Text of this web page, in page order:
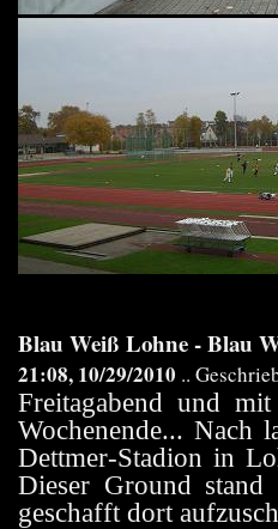
Blau Weiß Lohne - Blau
21:08, 10/29/2010 ..
Freitagabend und
Wochenende... Nach
Dettmer-Stadion in
Dieser Ground
geschafft dort